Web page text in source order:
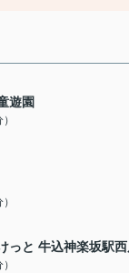
遊園
っと 牛込神楽坂駅